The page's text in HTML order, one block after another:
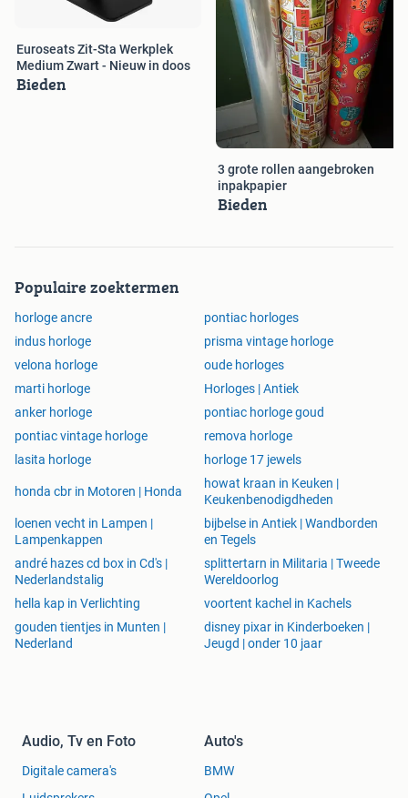
Euroseats Zit-Sta Werkplek
Medium Zwart - Nieuw in doos
Bieden
3 grote rollen aangebroken
inpakpapier
Bieden
Populaire zoektermen
horloge ancre
pontiac horloges
indus horloge
prisma vintage horloge
velona horloge
oude horloges
marti horloge
Horloges | Antiek
anker horloge
pontiac horloge goud
pontiac vintage horloge
remova horloge
lasita horloge
horloge 17 jewels
honda cbr in Motoren | Honda
howat kraan in Keuken |
Keukenbenodigdheden
loenen vecht in Lampen |
Lampenkappen
bijbelse in Antiek | Wandborden
en Tegels
andré hazes cd box in Cd's |
Nederlandstalig
splittertarn in Militaria | Tweede
Wereldoorlog
hella kap in Verlichting
voortent kachel in Kachels
gouden tientjes in Munten |
Nederland
disney pixar in Kinderboeken |
Jeugd | onder 10 jaar
Audio, Tv en Foto
Digitale camera's
Auto's
BMW